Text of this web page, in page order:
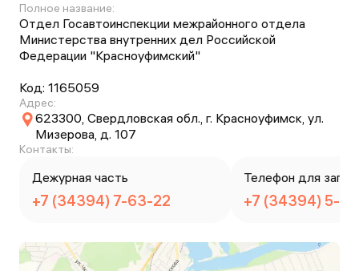
Полное название:
Отдел Госавтоинспекции межрайонного отдела
Министерства внутренних дел Российской
Федерации "Красноуфимский"
Код: 1165059
Адрес:
623300, Свердловская обл., г. Красноуфимск, ул.
Мизерова, д. 107
Контакты:
Дежурная часть
+7 (34394) 7-63-22
Телефон для
+7 (34394) 5-